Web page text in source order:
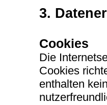
3.
Cookies
Die
Cookies
enthalten